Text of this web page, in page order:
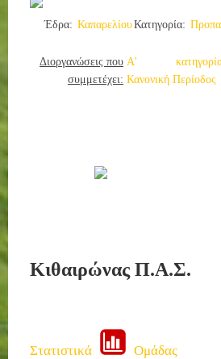
Έδρα: ΚαπαρελίουΚατηγορία:
Διοργανώσεις που
συμμετέχει:
Α'
Κανονική Περίοδος
Κιθαιρώνας Π.Α.Σ.
Στατιστικά Ομάδας